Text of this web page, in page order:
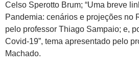
Celso Sperotto Brum; “Uma breve
Pandemia: cenários e projeções no
pelo professor Thiago Sampaio; e,
Covid-19”, tema apresentado pelo
Machado.